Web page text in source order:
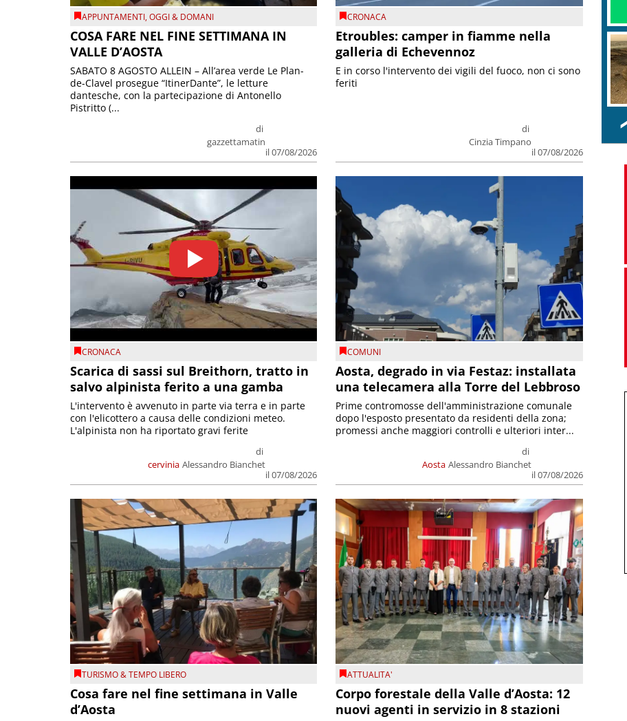
APPUNTAMENTI,OGGI & DOMANI
COSA FARE NEL FINE SETTIMANA IN
VALLE D’AOSTA
di
gazzettamatin
il 07/08/2026
SABATO 8 AGOSTO ALLEIN – All’area verde Le Plan-
de-Clavel prosegue “ItinerDante”, le letture
dantesche, con la partecipazione di Antonello
Pistritto (...
CRONACA
Etroubles: camper in fiamme nella
galleria di Echevennoz
di
Cinzia Timpano
il 07/08/2026
E in corso l'intervento dei vigili del fuoco, non ci sono
feriti
CRONACA
Scarica di sassi sul Breithorn, tratto in
salvo alpinista ferito a una gamba
cervinia
di
Alessandro Bianchet
il 07/08/2026
L'intervento è avvenuto in parte via terra e in parte
con l'elicottero a causa delle condizioni meteo.
L'alpinista non ha riportato gravi ferite
COMUNI
Aosta, degrado in via Festaz: installata
una telecamera alla Torre del Lebbroso
Aosta
di
Alessandro Bianchet
il 07/08/2026
Prime contromosse dell'amministrazione comunale
dopo l'esposto presentato da residenti della zona;
promessi anche maggiori controlli e ulteriori inter...
TURISMO & TEMPO LIBERO
Cosa fare nel fine settimana in Valle
d’Aosta
ATTUALITA'
Corpo forestale della Valle d’Aosta: 12
nuovi agenti in servizio in 8 stazioni